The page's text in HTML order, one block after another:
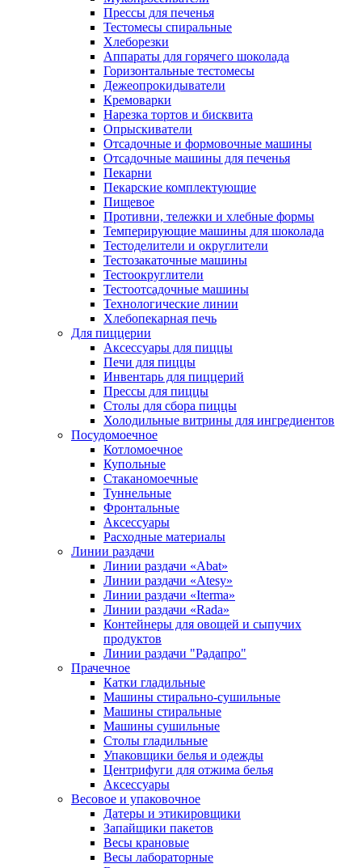
Прессы для печенья
Тестомесы спиральные
Хлеборезки
Аппараты для горячего шоколада
Горизонтальные тестомесы
Дежеопрокидыватели
Кремоварки
Нарезка тортов и бисквита
Опрыскиватели
Отсадочные и формовочные машины
Отсадочные машины для печенья
Пекарни
Пекарские комплектующие
Пищевое
Противни, тележки и хлебные формы
Темперирующие машины для шоколада
Тестоделители и округлители
Тестозакаточные машины
Тестоокруглители
Тестоотсадочные машины
Технологические линии
Хлебопекарная печь
Для пиццерии
Аксессуары для пиццы
Печи для пиццы
Инвентарь для пиццерий
Прессы для пиццы
Столы для сбора пиццы
Холодильные витрины для ингредиентов
Посудомоечное
Котломоечное
Купольные
Стаканомоечные
Туннельные
Фронтальные
Аксессуары
Расходные материалы
Линии раздачи
Линии раздачи «Abat»
Линии раздачи «Atesy»
Линии раздачи «Iterma»
Линии раздачи «Rada»
Контейнеры для овощей и сыпучих
продуктов
Линии раздачи "Радапро"
Прачечное
Катки гладильные
Машины стирально-сушильные
Машины стиральные
Машины сушильные
Столы гладильные
Упаковщики белья и одежды
Центрифуги для отжима белья
Аксессуары
Весовое и упаковочное
Датеры и этикировщики
Запайщики пакетов
Весы крановые
Весы лабораторные